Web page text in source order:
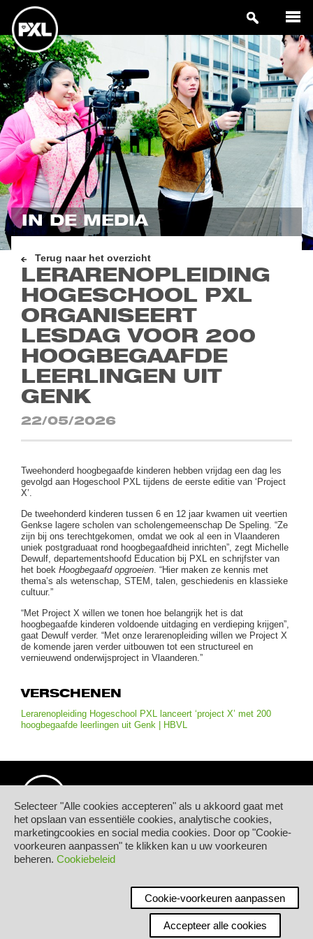
Selecteer "Alle cookies accepteren" als u akkoord gaat met
het opslaan van essentiële cookies, analytische cookies,
marketingcookies en social media cookies. Door op "Cookie-
voorkeuren aanpassen" te klikken kan u uw voorkeuren
beheren. Cookiebeleid
Cookie-voorkeuren aanpassen
Accepteer alle cookies
IN DE MEDIA
Terug naar het overzicht
LERARENOPLEIDING
HOGESCHOOL PXL
ORGANISEERT
LESDAG VOOR 200
HOOGBEGAAFDE
LEERLINGEN UIT
GENK
22/05/2026
Tweehonderd hoogbegaafde kinderen hebben vrijdag een dag les
gevolgd aan Hogeschool PXL tijdens de eerste editie van ‘Project
X’.
De tweehonderd kinderen tussen 6 en 12 jaar kwamen uit veertien
Genkse lagere scholen van scholengemeenschap De Speling. “Ze
zijn bij ons terechtgekomen, omdat we ook al een in Vlaanderen
uniek postgraduaat rond hoogbegaafdheid inrichten”, zegt Michelle
Dewulf, departementshoofd Education bij PXL en schrijfster van
het boekHoogbegaafd opgroeien. “Hier maken ze kennis met
thema’s als wetenschap, STEM, talen, geschiedenis en klassieke
cultuur.”
“Met Project X willen we tonen hoe belangrijk het is dat
hoogbegaafde kinderen voldoende uitdaging en verdieping krijgen”,
gaat Dewulf verder. “Met onze lerarenopleiding willen we Project X
de komende jaren verder uitbouwen tot een structureel en
vernieuwend onderwijsproject in Vlaanderen.”
VERSCHENEN
Lerarenopleiding Hogeschool PXL lanceert ‘project X’ met 200
hoogbegaafde leerlingen uit Genk | HBVL
© Hogeschool PXL
Elfde-Liniestraat 24
B-3500 HASSELT